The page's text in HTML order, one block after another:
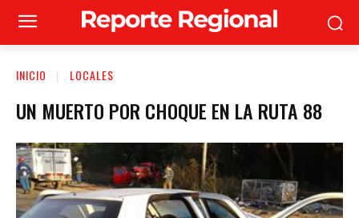
INICIO LOCALES
UN MUERTO POR CHOQUE EN LA RUTA 88